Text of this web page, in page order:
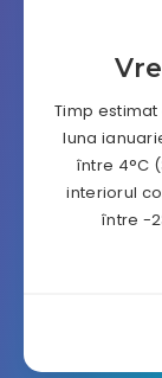
Timp
luna
între 4°C
interiorul
între -